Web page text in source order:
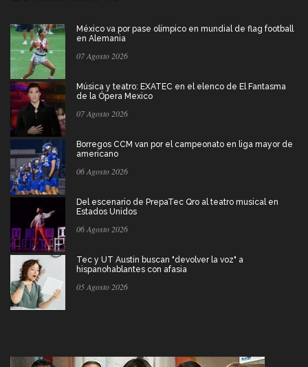
México va por pase olímpico en mundial de flag football
en Alemania
07 Agosto 2026
Música y teatro: EXATEC en el elenco de El Fantasma
de la Ópera Mexico
07 Agosto 2026
Borregos CCM van por el campeonato en liga mayor de
americano
06 Agosto 2026
Del escenario de PrepaTec Qro al teatro musical en
Estados Unidos
06 Agosto 2026
Tec y UT Austin buscan "devolver la voz" a
hispanohablantes con afasia
05 Agosto 2026